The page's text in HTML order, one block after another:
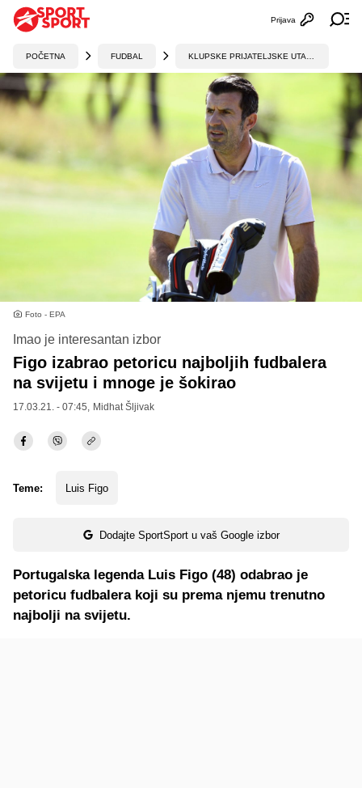
Otvori
Prijava
POČETNA FUDBAL
Foto - EPA
Imao je interesantan izbor
Figo izabrao petoricu najboljih fudbalera
na svijetu i mnoge je šokirao
17.03.21. - 07:45, Midhat Šljivak
Teme: Luis Figo
Dodajte SportSport u vaš Google izbor
Portugalska legenda Luis Figo (48) odabrao je
petoricu fudbalera koji su prema njemu trenutno
najbolji na svijetu.